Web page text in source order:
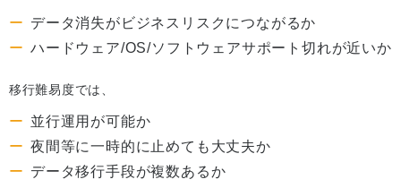
データ消失がビジネスリスクにつながるか
ハードウェア/OS/ソフトウェアサポート切れが近いか
移行難易度では、
並行運用が可能か
夜間等に一時的に止めても大丈夫か
データ移行手段が複数あるか